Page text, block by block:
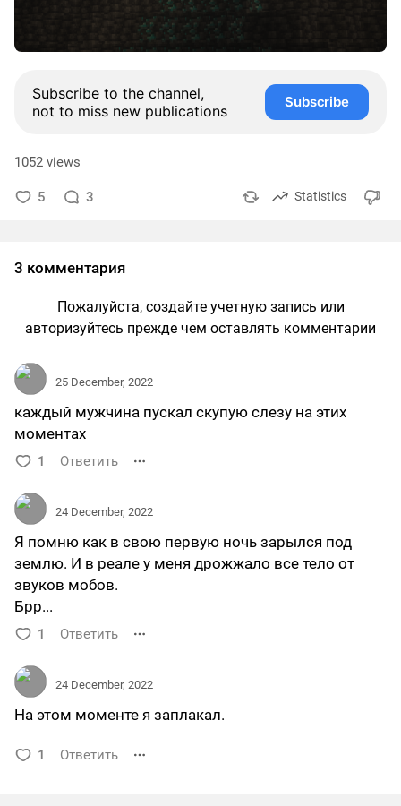
Subscribe to the channel,
not to miss new publications
Subscribe
1052 views
5 3 Statistics
3 комментария
Пожалуйста, создайте учетную запись или
авторизуйтесь прежде чем оставлять комментарии
25 December, 2022
каждый мужчина пускал скупую слезу на этих
моментах
1 Ответить
24 December, 2022
Я помню как в свою первую ночь зарылся под
землю. И в реале у меня дрожжало все тело от
звуков мобов.
Брр...
1 Ответить
24 December, 2022
На этом моменте я заплакал.
1 Ответить